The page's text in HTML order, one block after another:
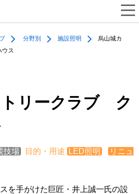
分野別 施設照明
烏山城カ
ス
トリークラブ ク
技場 目的・用途 LED照明
リニュ
を手がけた巨匠・井上誠一氏の設